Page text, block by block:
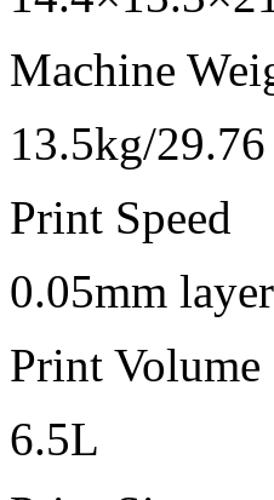
Machine
13.5kg/
Print Speed
0.05mm
Print Volume
6.5L